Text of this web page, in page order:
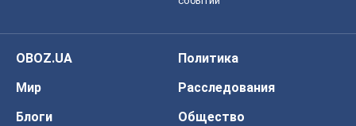
OBOZ.UA
Политика
Мир
Расследования
Блоги
Общество